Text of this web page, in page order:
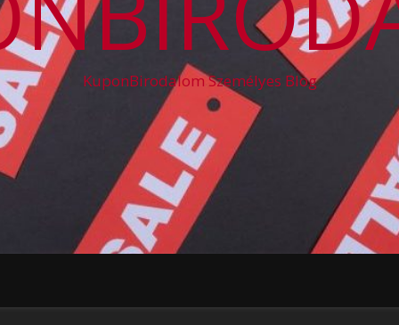
KuponBirodalom Személyes Blog